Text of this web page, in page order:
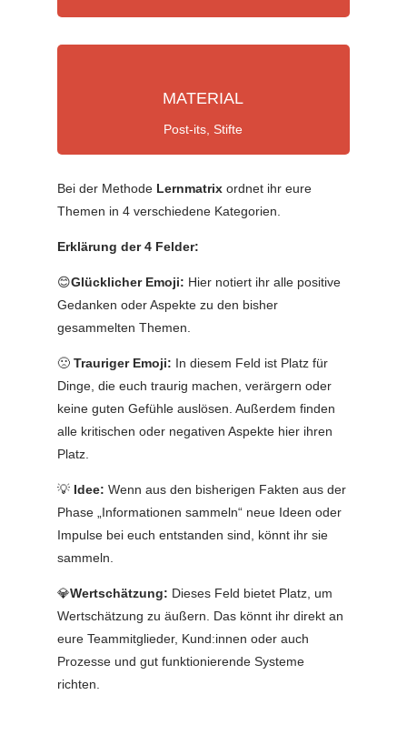
MATERIAL
Post-its, Stifte
Bei der Methode Lernmatrixordnet ihr eure
Themen in 4 verschiedene Kategorien.
Erklärung der 4 Felder:
😊Glücklicher Emoji: Hier notiert ihr alle positive
Gedanken oder Aspekte zu den bisher
gesammelten Themen.
🙁Trauriger Emoji: In diesem Feld ist Platz für
Dinge, die euch traurig machen, verärgern oder
keine guten Gefühle auslösen. Außerdem finden
alle kritischen oder negativen Aspekte hier ihren
Platz.
💡Idee: Wenn aus den bisherigen Fakten aus der
Phase „Informationen sammeln“ neue Ideen oder
Impulse bei euch entstanden sind, könnt ihr sie
sammeln.
💎Wertschätzung: Dieses Feld bietet Platz, um
Wertschätzung zu äußern. Das könnt ihr direkt an
eure Teammitglieder, Kund:innen oder auch
Prozesse und gut funktionierende Systeme
richten.